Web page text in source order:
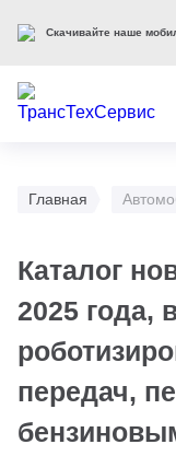
Главная
Каталог
2025 года,
передач,
Скачивайте наше